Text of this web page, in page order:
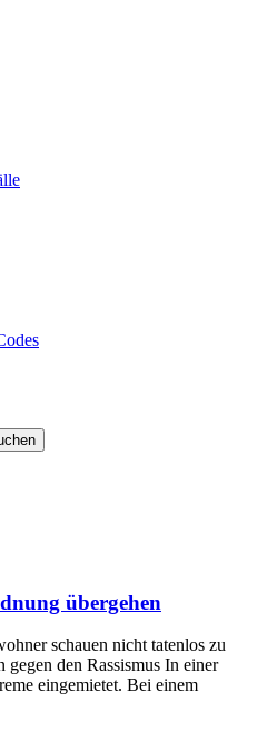
übergehen
schauen nicht tatenlos zu
den Rassismus In einer
eingemietet. Bei einem